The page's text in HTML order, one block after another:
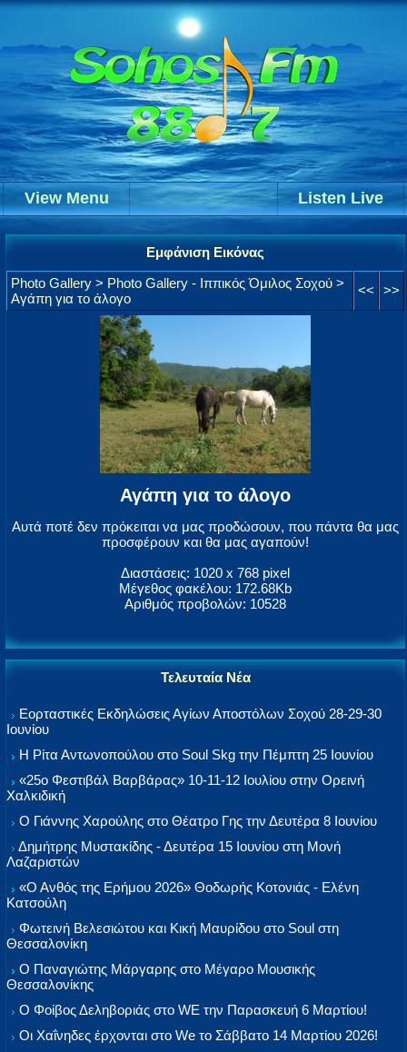
Listen Live
View Menu
Εμφάνιση Εικόνας
Photo Gallery > Photo Gallery - Ιππικός Όμιλος Σοχού >
Αγάπη για το άλογο
<< >>
Αγάπη για το άλογο
Αυτά ποτέ δεν πρόκειται να μας προδώσουν, που πάντα θα μας
προσφέρουν και θα μας αγαπούν!
Διαστάσεις: 1020 x 768 pixel
Μέγεθος φακέλου: 172.68Kb
Αριθμός προβολών: 10528
Τελευταία Νέα
Εορταστικές Εκδηλώσεις Αγίων Αποστόλων Σοχού 28-29-30
Ιουνίου
Η Ρίτα Αντωνοπούλου στο Soul Skg την Πέμπτη 25 Ιουνίου
«25ο Φεστιβάλ Βαρβάρας» 10-11-12 Ιουλίου στην Ορεινή
Χαλκιδική
Ο Γιάννης Χαρούλης στο Θέατρο Γης την Δευτέρα 8 Ιουνίου
Δημήτρης Μυστακίδης - Δευτέρα 15 Ιουνίου στη Μονή
Λαζαριστών
«Ο Ανθός της Ερήμου 2026» Θοδωρής Κοτονιάς - Ελένη
Κατσούλη
Φωτεινή Βελεσιώτου και Κική Μαυρίδου στο Soul στη
Θεσσαλονίκη
Ο Παναγιώτης Μάργαρης στο Μέγαρο Μουσικής
Θεσσαλονίκης
Ο Φοίβος Δεληβοριάς στο WE την Παρασκευή 6 Μαρτίου!
Οι Χαΐνηδες έρχονται στο We το Σάββατο 14 Μαρτίου 2026!